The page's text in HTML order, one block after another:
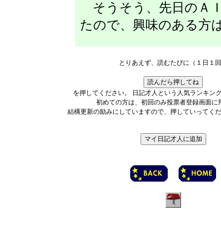
そうそう、先日のＡ
たので、興味のある方
とりあえず、読むたびに（１日１
を押してください。 日記才人という人気ランキン
初めての方は、初回のみ投票者登録画面に
結構更新の励みにしていますので、押していってく